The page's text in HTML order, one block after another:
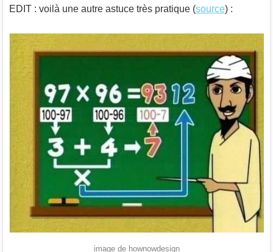
EDIT : voilà une autre astuce très pratique (source) :
image de hownowdesign